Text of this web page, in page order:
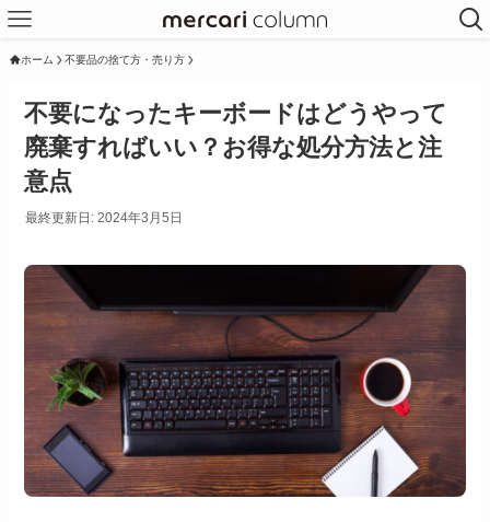
ホーム 不要品の捨て方・売り方
不要になったキーボードはどうやって
廃棄すればいい？お得な処分方法と注
意点
最終更新日: 2024年3月5日